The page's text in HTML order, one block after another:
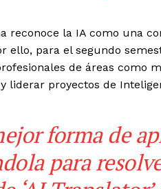
reconoce la IA como una
ello, para el segundo
de áreas como
liderar proyectos de
forma de
para